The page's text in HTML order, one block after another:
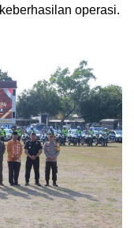
operasi.